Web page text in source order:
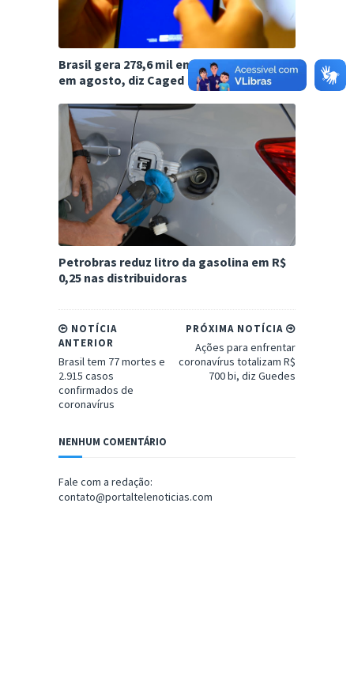
Brasil gera 278,6 mil empregos formais
em agosto, diz Caged
Petrobras reduz litro da gasolina em R$
0,25 nas distribuidoras
PRÓXIMA NOTÍCIA
Ações para enfrentar
coronavírus totalizam R$
700 bi, diz Guedes
NOTÍCIA
ANTERIOR
Brasil tem 77 mortes e
2.915 casos
confirmados de
coronavírus
NENHUM COMENTÁRIO
Fale com a redação:
contato@portaltelenoticias.com